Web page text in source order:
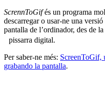
ScrennToGifés un programa
descarregar o usar-ne una
pantalla de l’ordinador, des de
pissarra digital.
Per saber-ne més: ScreenToGif,
grabando la pantalla.